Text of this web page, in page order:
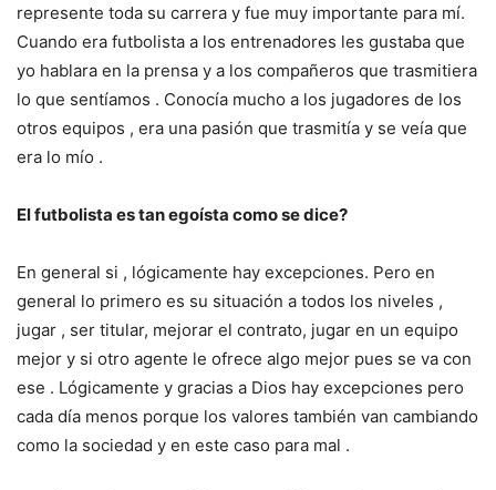
represente toda su carrera y fue muy importante para mí.
Cuando era futbolista a los entrenadores les gustaba que
yo hablara en la prensa y a los compañeros que trasmitiera
lo que sentíamos . Conocía mucho a los jugadores de los
otros equipos , era una pasión que trasmitía y se veía que
era lo mío .
El futbolista es tan egoísta como se dice?
En general si , lógicamente hay excepciones. Pero en
general lo primero es su situación a todos los niveles ,
jugar , ser titular, mejorar el contrato, jugar en un equipo
mejor y si otro agente le ofrece algo mejor pues se va con
ese . Lógicamente y gracias a Dios hay excepciones pero
cada día menos porque los valores también van cambiando
como la sociedad y en este caso para mal .